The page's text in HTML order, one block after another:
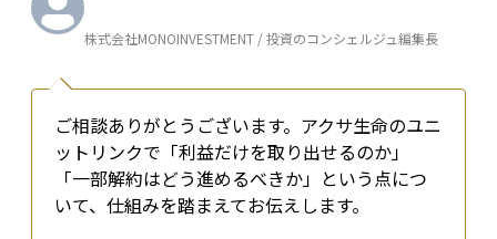
株式会社MONOINVESTMENT / 投資のコンシェルジュ編集長
ご相談ありがとうございます。アクサ生命のユニ
ットリンクで「利益だけを取り出せるのか」
「一部解約はどう進めるべきか」という点につ
いて、仕組みを踏まえてお伝えします。